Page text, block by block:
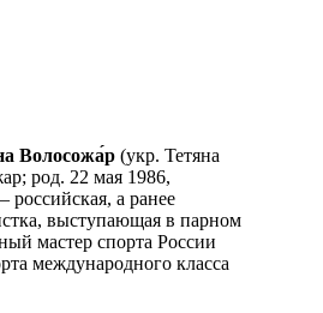
Волосожа́р (укр. Тетяна
род. 22 мая 1986,
а ранее
выступающая в парном
мастер спорта России
международного класса